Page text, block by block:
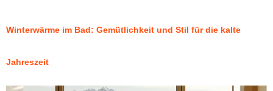
Winterwärme im Bad: Gemütlichkeit und Stil für die kalte
Jahreszeit